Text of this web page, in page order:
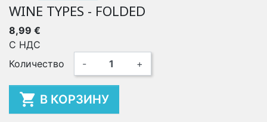
WINE TYPES - FOLDED
8,99 €
С НДС
Количество
- +
 В КОРЗИНУ